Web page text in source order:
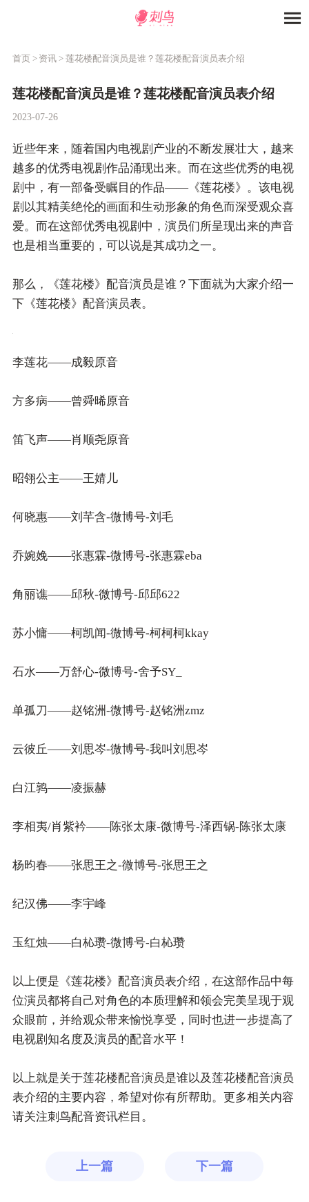
首页 > 资讯 > 莲花楼配音演员是谁？莲花楼配音演员表介绍
莲花楼配音演员是谁？莲花楼配音演员表介绍
2023-07-26
近些年来，随着国内电视剧产业的不断发展壮大，越来
越多的优秀电视剧作品涌现出来。而在这些优秀的电视
剧中，有一部备受瞩目的作品——《莲花楼》。该电视
剧以其精美绝伦的画面和生动形象的角色而深受观众喜
爱。而在这部优秀电视剧中，演员们所呈现出来的声音
也是相当重要的，可以说是其成功之一。
那么，《莲花楼》配音演员是谁？下面就为大家介绍一
下《莲花楼》配音演员表。
李莲花——成毅原音
方多病——曾舜晞原音
笛飞声——肖顺尧原音
昭翎公主——王婧儿
何晓惠——刘芊含-微博号-刘毛
乔婉娩——张惠霖-微博号-张惠霖eba
角丽谯——邱秋-微博号-邱邱622
苏小慵——柯凯闻-微博号-柯柯柯kkay
石水——万舒心-微博号-舍予SY_
单孤刀——赵铭洲-微博号-赵铭洲zmz
云彼丘——刘思岑-微博号-我叫刘思岑
白江鹑——凌振赫
李相夷/肖紫衿——陈张太康-微博号-泽西锅-陈张太康
杨昀春——张思王之-微博号-张思王之
纪汉佛——李宇峰
玉红烛——白杺瓒-微博号-白杺瓒
以上便是《莲花楼》配音演员表介绍，在这部作品中每
位演员都将自己对角色的本质理解和领会完美呈现于观
众眼前，并给观众带来愉悦享受，同时也进一步提高了
电视剧知名度及演员的配音水平！
以上就是关于莲花楼配音演员是谁以及莲花楼配音演员
表介绍的主要内容，希望对你有所帮助。更多相关内容
请关注刺鸟配音资讯栏目。
上一篇 下一篇